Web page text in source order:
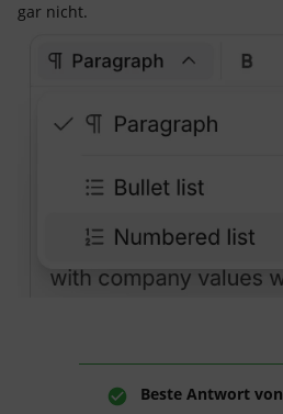
gar nicht.
Beste Antwort von